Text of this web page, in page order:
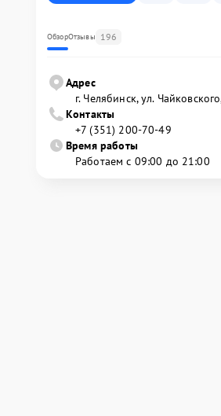
ОбзорОтзывы 196
Адрес
г. Челябинск, ул.
Контакты
+7 (351) 200-70-49
Время работы
Работаем с 09:00 до 21:00